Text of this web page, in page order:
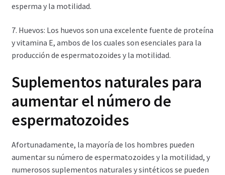
esperma y la motilidad.
7. Huevos: Los huevos son una excelente fuente de proteína
y vitamina E, ambos de los cuales son esenciales para la
producción de espermatozoides y la motilidad.
Suplementos naturales para
aumentar el número de
espermatozoides
Afortunadamente, la mayoría de los hombres pueden
aumentar su número de espermatozoides y la motilidad, y
numerosos suplementos naturales y sintéticos se pueden